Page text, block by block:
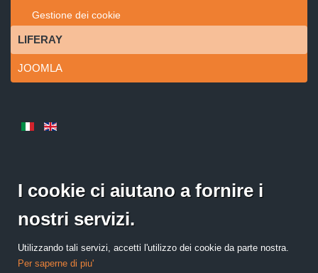
Gestione dei cookie
LIFERAY
JOOMLA
I cookie ci aiutano a fornire i
nostri servizi.
Utilizzando tali servizi, accetti l'utilizzo dei cookie da parte nostra.
Per saperne di piu'